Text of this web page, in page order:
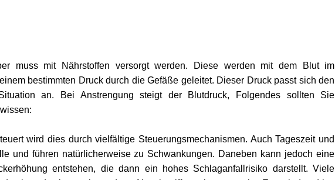
muss mit Nährstoffen versorgt werden. Diese werden mit dem Blut im
bestimmten Druck durch die Gefäße geleitet. Dieser Druck passt sich den
an. Bei Anstrengung steigt der Blutdruck, Folgendes sollten Sie
wird dies durch vielfältige Steuerungsmechanismen. Auch Tageszeit und
und führen natürlicherweise zu Schwankungen. Daneben kann jedoch eine
entstehen, die dann ein hohes Schlaganfallrisiko darstellt. Viele